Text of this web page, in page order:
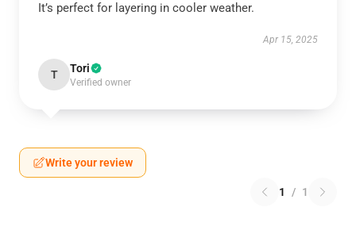
It’s perfect for layering in cooler weather.
Apr 15, 2025
T Tori
Verified owner
Write your review
1 / 1